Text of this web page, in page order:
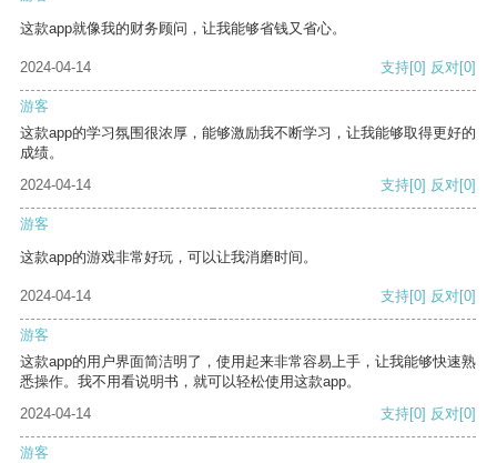
这款app就像我的财务顾问，让我能够省钱又省心。
2024-04-14 支持[0] 反对[0]
游客
这款app的学习氛围很浓厚，能够激励我不断学习，让我能够取得更好的
成绩。
2024-04-14
支持[0] 反对[0]
游客
这款app的游戏非常好玩，可以让我消磨时间。
2024-04-14 支持[0] 反对[0]
游客
这款app的用户界面简洁明了，使用起来非常容易上手，让我能够快速熟
悉操作。我不用看说明书，就可以轻松使用这款app。
2024-04-14
支持[0] 反对[0]
游客